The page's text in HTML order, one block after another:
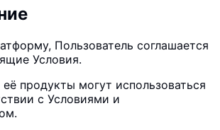
Пользователь соглашается
Условия.
продукты могут использоваться
с Условиями и